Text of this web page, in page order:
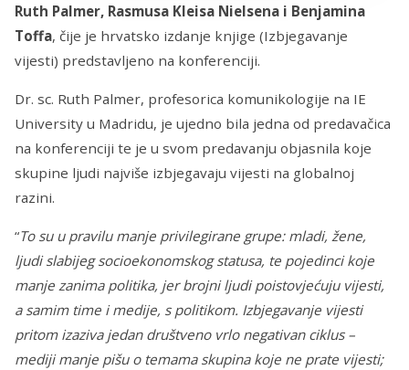
Ruth Palmer, Rasmusa Kleisa Nielsena i Benjamina
Toffa, čije je hrvatsko izdanje knjige (Izbjegavanje
vijesti) predstavljeno na konferenciji.
Dr. sc. Ruth Palmer, profesorica komunikologije na IE
University u Madridu, je ujedno bila jedna od predavačica
na konferenciji te je u svom predavanju objasnila koje
skupine ljudi najviše izbjegavaju vijesti na globalnoj
razini.
“To su u pravilu manje privilegirane grupe: mladi, žene,
ljudi slabijeg socioekonomskog statusa, te pojedinci koje
manje zanima politika, jer brojni ljudi poistovjećuju vijesti,
a samim time i medije, s politikom. Izbjegavanje vijesti
pritom izaziva jedan društveno vrlo negativan ciklus –
mediji manje pišu o temama skupina koje ne prate vijesti;